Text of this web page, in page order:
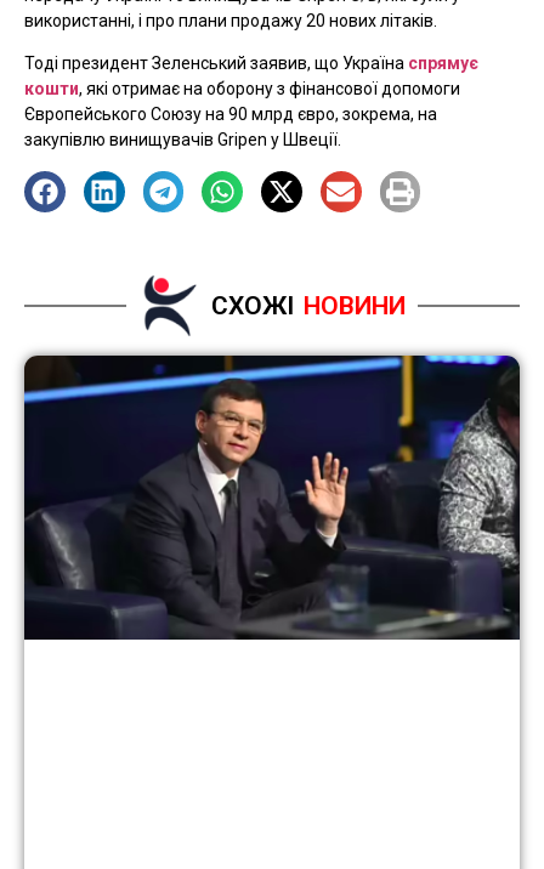
використанні, і про плани продажу 20 нових літаків.
Тоді президент Зеленський заявив, що Україна спрямує
кошти, які отримає на оборону з фінансової допомоги
Європейського Союзу на 90 млрд євро, зокрема, на
закупівлю винищувачів Gripen у Швеції.
СХОЖІ НОВИНИ